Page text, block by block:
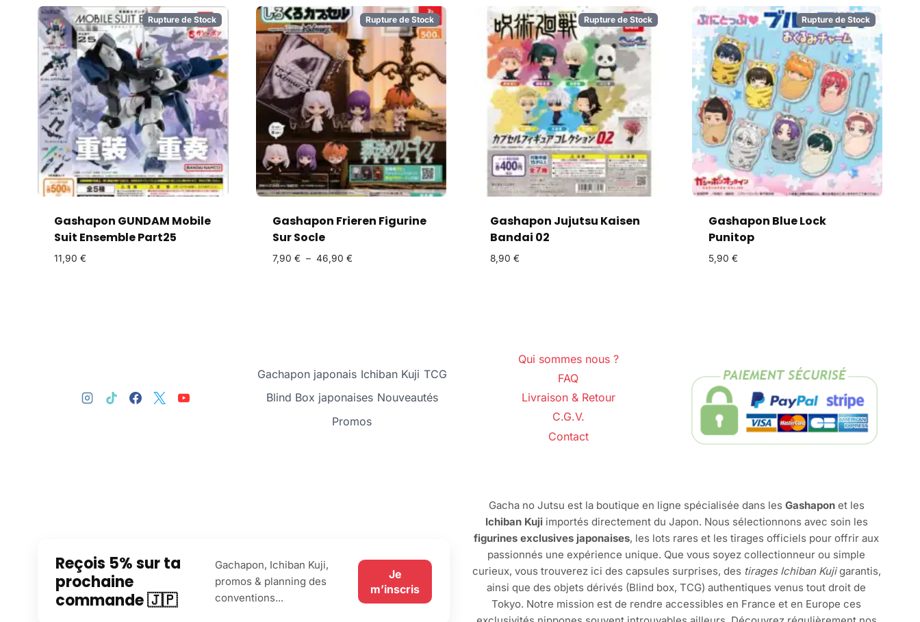
Rupture de Stock
Gashapon GUNDAM Mobile
Suit Ensemble Part25
11,90 €
Rupture de Stock
Gashapon Frieren Figurine
Sur Socle
7,90 € – 46,90 €
Rupture de Stock
Gashapon Jujutsu Kaisen
Bandai 02
8,90 €
Rupture de Stock
Gashapon Blue Lock
Punitop
5,90 €
Gachapon japonais Ichiban Kuji TCG
Blind Box japonaises Nouveautés
Promos
Qui sommes nous ?
FAQ
Livraison & Retour
C.G.V.
Contact
Reçois 5% sur ta
prochaine
commande 🇯🇵
Gachapon, Ichiban Kuji,
promos & planning des
conventions...
Je
m’inscris
Gacha no Jutsu est la boutique en ligne spécialisée dans les Gashaponet les
Ichiban Kujiimportés directement du Japon. Nous sélectionnons avec soin les
figurines exclusives japonaises, les lots rares et les tirages officiels pour offrir aux
passionnés une expérience unique. Que vous soyez collectionneur ou simple
curieux, vous trouverez ici des capsules surprises, des tirages Ichiban Kujigarantis,
ainsi que des objets dérivés (Blind box, TCG) authentiques venus tout droit de
Tokyo. Notre mission est de rendre accessibles en France et en Europe ces